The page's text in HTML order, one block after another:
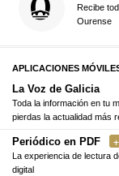
Recibe
Ourense
APLICACIONES
La Voz de Galicia
Toda la información en tu
pierdas la actualidad más
Periódico en PDF
La experiencia de lectura
digital